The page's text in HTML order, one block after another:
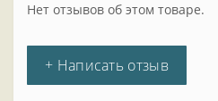
Нет отзывов об этом товаре.
+ Написать отзыв